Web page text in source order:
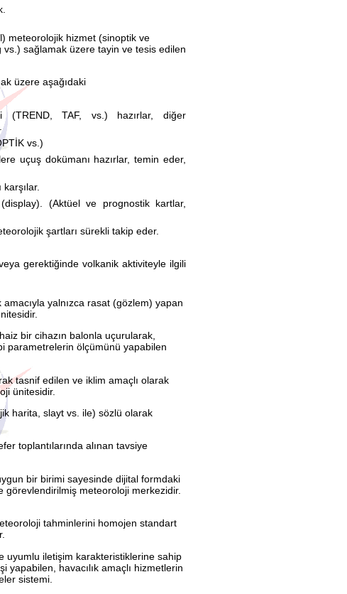
meteorolojik hizmet (sinoptik ve
vs.) sağlamak üzere tayin ve tesis edilen
üzere aşağıdaki
(TREND, TAF, vs.) hazırlar, diğer
vs.)
uçuş dokümanı hazırlar, temin eder,
(Aktüel ve prognostik kartlar,
şartları sürekli takip eder.
gerektiğinde volkanik aktiviteyle ilgili
amacıyla yalnızca rasat (gözlem) yapan
bir cihazın balonla uçurularak,
parametrelerin ölçümünü yapabilen
tasnif edilen ve iklim amaçlı olarak
ünitesidir.
harita, slayt vs. ile) sözlü olarak
toplantılarında alınan tavsiye
bir birimi sayesinde dijital formdaki
görevlendirilmiş meteoroloji merkezidir.
tahminlerini homojen standart
uyumlu iletişim karakteristiklerine sahip
yapabilen, havacılık amaçlı hizmetlerin
sistemi.